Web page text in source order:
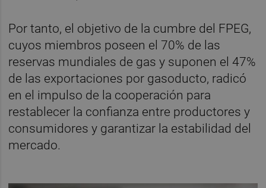
Por tanto, el objetivo de la cumbre del FPEG,
cuyos miembros poseen el 70% de las
reservas mundiales de gas y suponen el 47%
de las exportaciones por gasoducto, radicó
en el impulso de la cooperación para
restablecer la confianza entre productores y
consumidores y garantizar la estabilidad del
mercado.